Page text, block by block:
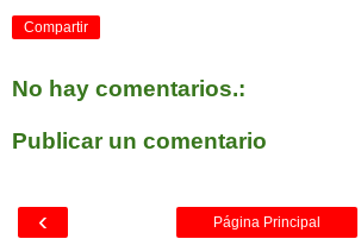
Compartir
No hay comentarios.:
Publicar un comentario
‹ Página Principal